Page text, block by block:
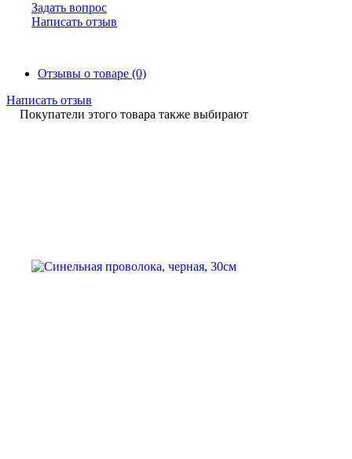
Задать вопрос
Написать отзыв
Отзывы о товаре (0)
Написать отзыв
Покупатели этого товара также выбирают